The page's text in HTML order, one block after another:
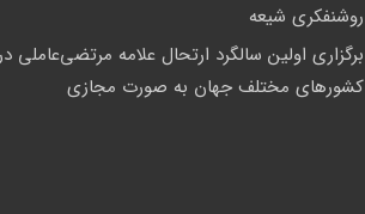
روشنفكرى شيعه
برگزاری اولین سالگرد ارتحال علامه مرتضی‌عاملی
کشورهای مختلف جهان به صورت مجازی